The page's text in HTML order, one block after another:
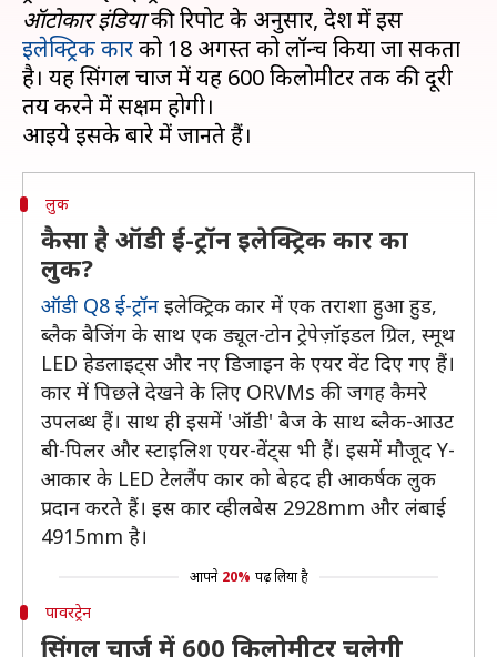
ऑटोकार इंडियाकी रिपोर्ट के अनुसार, देश में इस
इलेक्ट्रिक कारको 18 अगस्त को लॉन्च किया जा सकता
है। यह सिंगल चार्ज में यह 600 किलोमीटर तक की दूरी
तय करने में सक्षम होगी।
लुक
कैसा है ऑडी ई-ट्रॉन इलेक्ट्रिक कार का
लुक?
ऑडी Q8 ई-ट्रॉन इलेक्ट्रिक कार में एक तराशा हुआ हुड,
ब्लैक बैजिंग के साथ एक ड्यूल-टोन ट्रेपेज़ॉइडल ग्रिल, स्मूथ
LED हेडलाइट्स और नए डिजाइन के एयर वेंट दिए गए हैं।
कार में पिछले देखने के लिए ORVMs की जगह कैमरे
उपलब्ध हैं। साथ ही इसमें 'ऑडी' बैज के साथ ब्लैक-आउट
बी-पिलर और स्टाइलिश एयर-वेंट्स भी हैं। इसमें मौजूद Y-
आकार के LED टेललैंप कार को बेहद ही आकर्षक लुक
प्रदान करते हैं। इस कार व्हीलबेस 2928mm और लंबाई
4915mm है।
आपने 20% पढ़ लिया है
पावरट्रेन
सिंगल चार्ज में 600 किलोमीटर चलेगी